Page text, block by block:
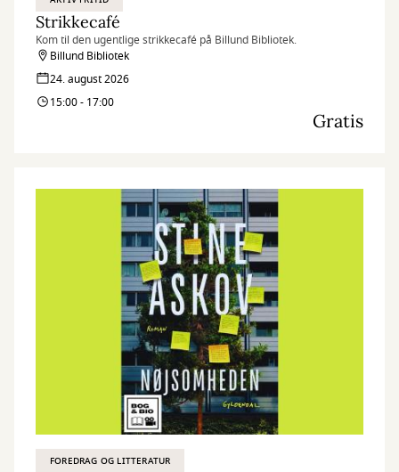
Strikkecafé
Kom til den ugentlige strikkecafé på Billund Bibliotek.
Billund Bibliotek
24. august 2026
15:00 - 17:00
Gratis
FOREDRAG OG LITTERATUR